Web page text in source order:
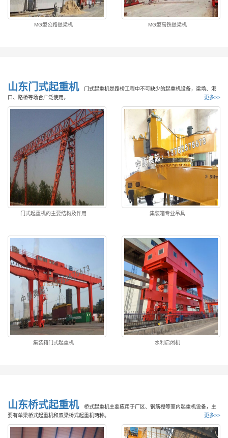
MG型公路提梁机 MG型高铁提梁机
山东门式起重机
门式起重机是路桥工程中不可缺少的起重机设备，梁场、港
口、路桥等场合广泛使用。
更多>>
门式起重机的主要结构及作用 集装箱专业吊具
集装箱门式起重机 水利启闭机
山东桥式起重机
桥式起重机主要应用于厂区、钢筋棚等室内起重机设备，主
要有单梁桥式起重机和双梁桥式起重机两种。
更多>>